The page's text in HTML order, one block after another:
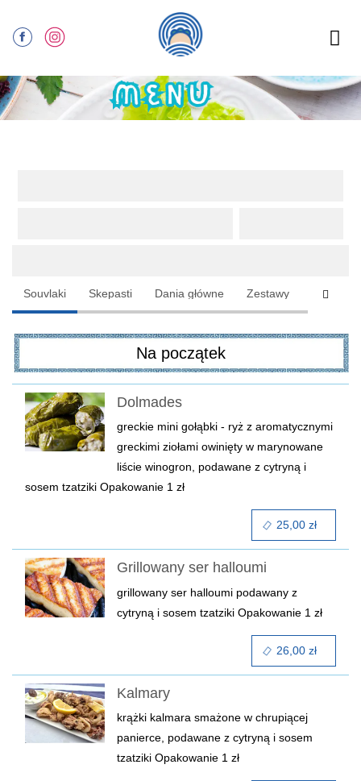
Oferta
Souvlaki Skepasti Dania główne Zestawy Sałatki
Na początek
Dolmades
greckie mini gołąbki - ryż z aromatycznymi
greckimi ziołami owinięty w marynowane
liście winogron, podawane z cytryną i
sosem tzatziki Opakowanie 1 zł
Grillowany ser halloumi
grillowany ser halloumi podawany z
cytryną i sosem tzatziki Opakowanie 1 zł
Kalmary
krążki kalmara smażone w chrupiącej
panierce, podawane z cytryną i sosem
tzatziki Opakowanie 1 zł